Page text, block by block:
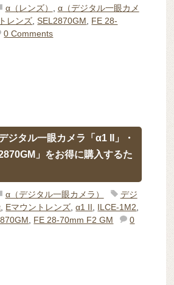
α（レンズ） , α（デジタル一眼カメ
レンズ,SEL2870GM, FE 28-
0 Comments
ジタル一眼カメラ「α1 II」・
」をお得に購入するた
α（デジタル一眼カメラ）
デジ
Eマウントレンズ ,α1 II ILCE-1M2
FE 28-70mm F2 GM
0